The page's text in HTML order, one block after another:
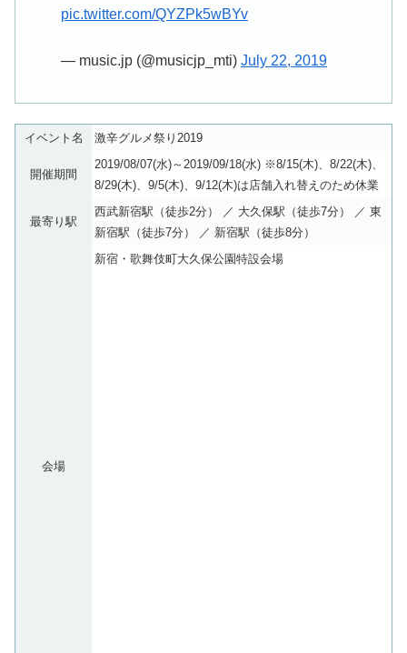
pic.twitter.com/QYZPk5wBYv
— music.jp (@musicjp_mti) July 22, 2019
イベント名 激辛グルメ祭り2019
開催期間
2019/08/07(水)～2019/09/18(水) ※8/15(木)、8/22(木)、
8/29(木)、9/5(木)、9/12(木)は店舗入れ替えのため休業
最寄り駅
西武新宿駅（徒歩2分） ／ 大久保駅（徒歩7分） ／ 東
新宿駅（徒歩7分） ／ 新宿駅（徒歩8分）
会場
新宿・歌舞伎町大久保公園特設会場